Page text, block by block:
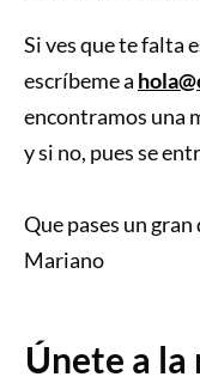
Si ves que te falta
escríbeme a
encontramos una
y si no, pues se
Que pases un gran
Mariano
Únete a